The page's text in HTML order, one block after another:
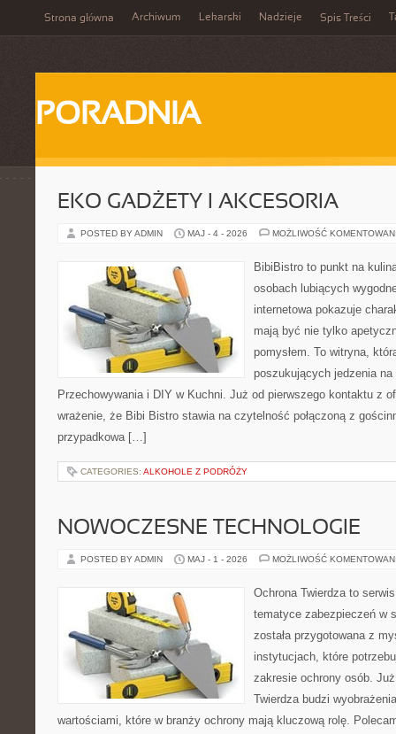
Strona główna Archiwum Lekarski Nadzieje Spis Treści
PORADNIA
EKO GADŻETY I AKCESORIA
POSTED BY ADMIN MAJ - 4 - 2026 MOŻLIWOŚĆ
BibiBistro to punkt na
osobach lubiących
internetowa pokazuje
mają być nie tylko
pomysłem. To witryna,
poszukujących jedzenia
Przechowywania i DIY w Kuchni. Już od pierwszego kontaktu z
wrażenie, że Bibi Bistro stawia na czytelność połączoną z
przypadkowa […]
CATEGORIES: ALKOHOLE Z PODRÓŻY
NOWOCZESNE TECHNOLOGIE
POSTED BY ADMIN MAJ - 1 - 2026 MOŻLIWOŚĆ
Ochrona Twierdza to
tematyce zabezpieczeń w
została przygotowana z
instytucjach, które
zakresie ochrony osób.
Twierdza budzi
wartościami, które w branży ochrony mają kluczową rolę.